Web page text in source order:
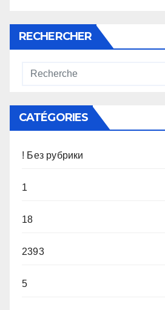
RECHERCHER
CATÉGORIES
! Без рубрики
1
18
2393
5